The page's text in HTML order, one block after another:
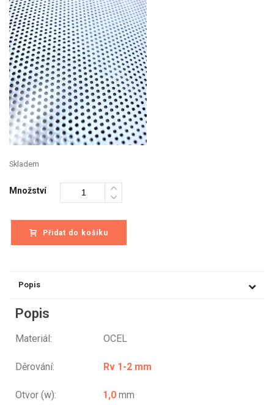
Skladem
Množství
Přidat do košíku
Popis
Popis
Materiál: OCEL
Děrování: Rv 1-2 mm
Otvor (w): 1,0 mm